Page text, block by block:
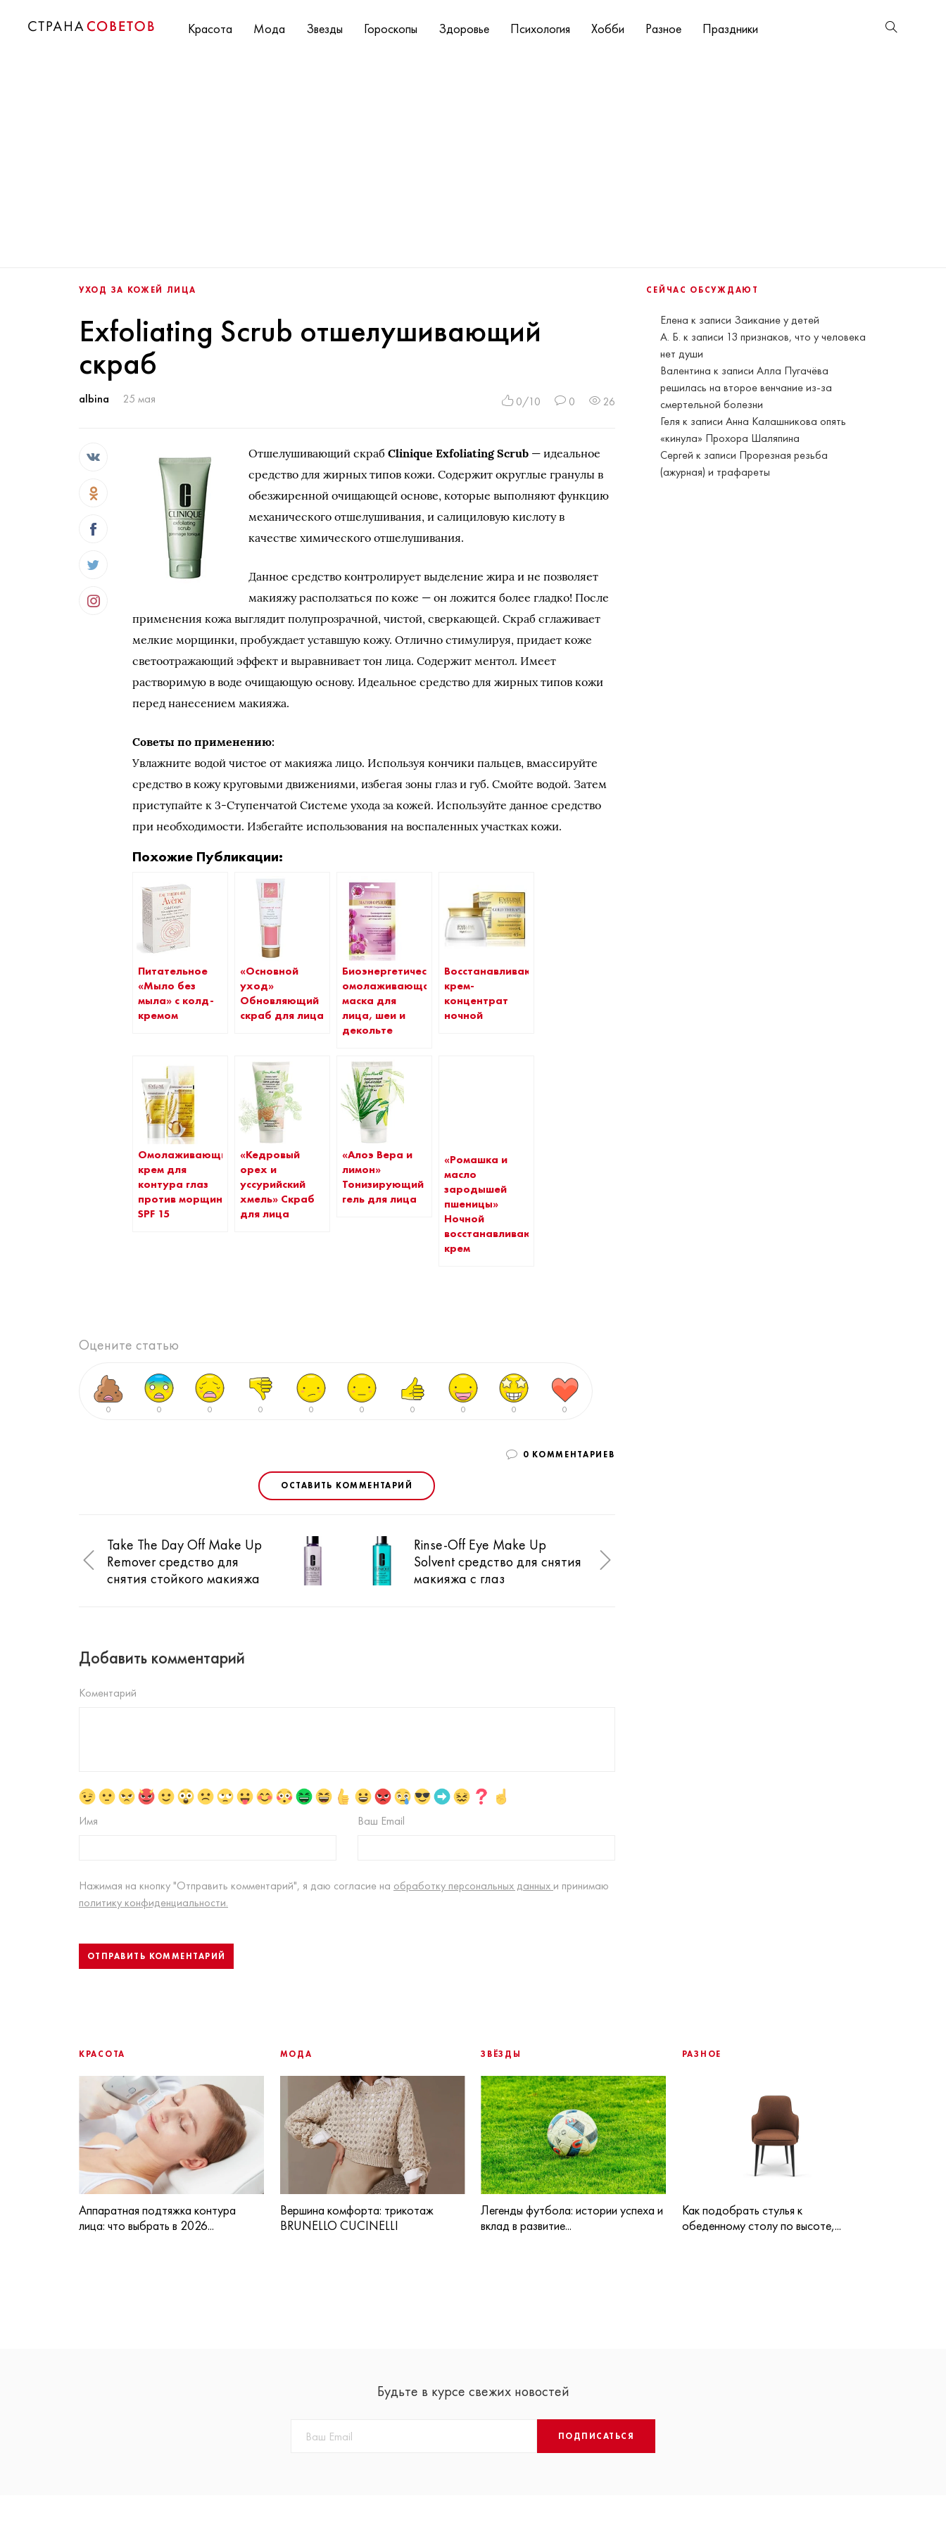
Красота Мода Звезды Гороскопы Здоровье Психология Хобби Разное Праздники
СЕЙЧАС ОБСУЖДАЮТ
Елена к записи Заикание у детей
А. Б. к записи 13 признаков, что у человека
нет души
Валентина к записиАлла Пугачёва
решилась на второе венчание из-за
смертельной болезни
Геля к записиАнна Калашникова опять
«кинула» Прохора Шаляпина
Сергей к записи Прорезная резьба
(ажурная) и трафареты
УХОД ЗА КОЖЕЙ ЛИЦА
Exfoliating Scrub отшелушивающий
скраб
albina 25 мая 0/10 0 26
Отшелушивающий скрабClinique Exfoliating Scrub — идеальное
средство для жирных типов кожи. Содержит округлые гранулы в
обезжиренной очищающей основе, которые выполняют функцию
механического отшелушивания, и салициловую кислоту в
качестве химического отшелушивания.
Данное средство контролирует выделение жира и не позволяет
макияжу расползаться по коже — он ложится более гладко! После
применения кожа выглядит полупрозрачной, чистой, сверкающей. Скраб сглаживает
мелкие морщинки, пробуждает уставшую кожу. Отлично стимулируя, придает коже
светоотражающий эффект и выравнивает тон лица. Содержит ментол. Имеет
растворимую в воде очищающую основу. Идеальное средство для жирных типов кожи
перед нанесением макияжа.
Советы по применению:
Увлажните водой чистое от макияжа лицо. Используя кончики пальцев, вмассируйте
средство в кожу круговыми движениями, избегая зоны глаз и губ. Смойте водой. Затем
приступайте к 3-Ступенчатой Cистеме ухода за кожей. Используйте данное средство
при необходимости. Избегайте использования на воспаленных участках кожи.
Похожие Публикации:
Питательное
«Мыло без
мыла» с колд-
кремом
«Основной
уход»
Обновляющий
скраб для лица
Биоэнергетическая
омолаживающая
маска для
лица, шеи и
декольте
Восстанавливающий
крем-
концентрат
ночной
Омолаживающий
крем для
контура глаз
против морщин
SPF 15
«Кедровый
орех и
уссурийский
хмель» Скраб
для лица
«Алоэ Вера и
лимон»
Тонизирующий
гель для лица
«Ромашка и
масло
зародышей
пшеницы»
Ночной
восстанавливающий
крем
Оцените статью
0 0 0 0 0 0 0 0 0 0
0 КОММЕНТАРИЕВ
ОСТАВИТЬ КОММЕНТАРИЙ
Take The Day Off Make Up
Remover cредство для
снятия стойкого макияжа
Rinse-Off Eye Make Up
Solvent средство для снятия
макияжа с глаз
Up Remover мягкое средство
Добавить комментарий
Коментарий
Имя Ваш Email
Нажимая на кнопку "Отправить комментарий", я даю согласие на обработку персональных данных и принимаю
политику конфиденциальности.
КРАСОТА
Аппаратная подтяжка контура
лица: что выбрать в 2026...
МОДА
Вершина комфорта: трикотаж
BRUNELLO CUCINELLI
ЗВЁЗДЫ
Легенды футбола: истории успеха и
вклад в развитие...
РАЗНОЕ
Как подобрать стулья к
обеденному столу по высоте,...
Будьте в курсе свежих новостей
ПОДПИСАТЬСЯ